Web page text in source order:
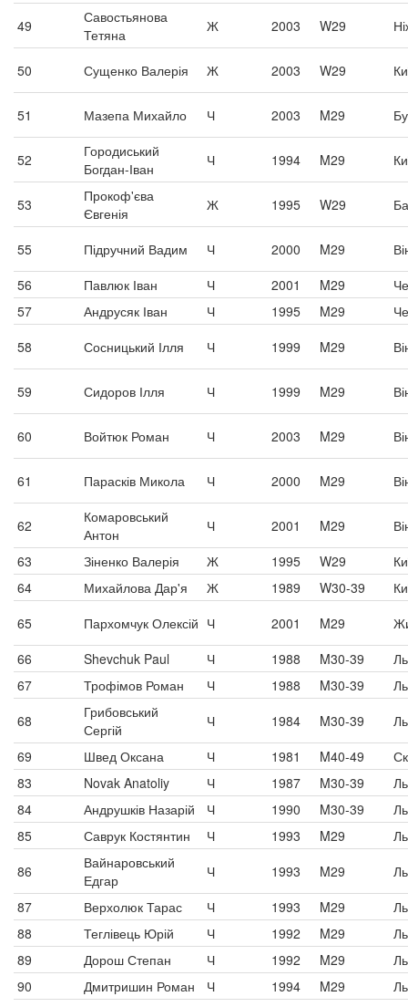
49
Савостьянова
Тетяна
Ж 2003 W29
50 Сущенко Валерія Ж 2003 W29
51 Мазепа Михайло Ч 2003 M29
52
Городиський
Богдан-Іван
Ч 1994 M29
53
Прокоф'єва
Євгенія
Ж 1995 W29
55 Підручний Вадим Ч 2000 M29
56
Павлюк Іван Ч 2001 M29
57
Андрусяк Іван Ч 1995 M29
58
Сосницький Ілля Ч 1999 M29
59 Сидоров Ілля Ч 1999 M29
60 Войтюк Роман Ч 2003 M29
61 Парасків Микола Ч 2000 M29
62
Комаровський
Антон
Ч 2001 M29
63
Зіненко Валерія Ж 1995 W29
64
Михайлова Дар'я Ж 1989 W30-39
65
Пархомчук Олексій Ч 2001 M29
66
Shevchuk Paul Ч 1988 M30-39
67
Трофімов Роман Ч 1988 M30-39
68
Грибовський
Сергій
Ч 1984 M30-39
69
Швед Оксана Ч 1981 M40-49
83
Novak Anatoliy Ч 1987 M30-39
84
Андрушків Назарій Ч 1990 M30-39
85
Саврук Костянтин Ч 1993 M29
86
Вайнаровський
Едгар
Ч 1993 M29
87
Верхолюк Тарас Ч 1993 M29
88
Теглівець Юрій Ч 1992 M29
89
Дорош Степан Ч 1992 M29
90
Дмитришин Роман Ч 1994 M29